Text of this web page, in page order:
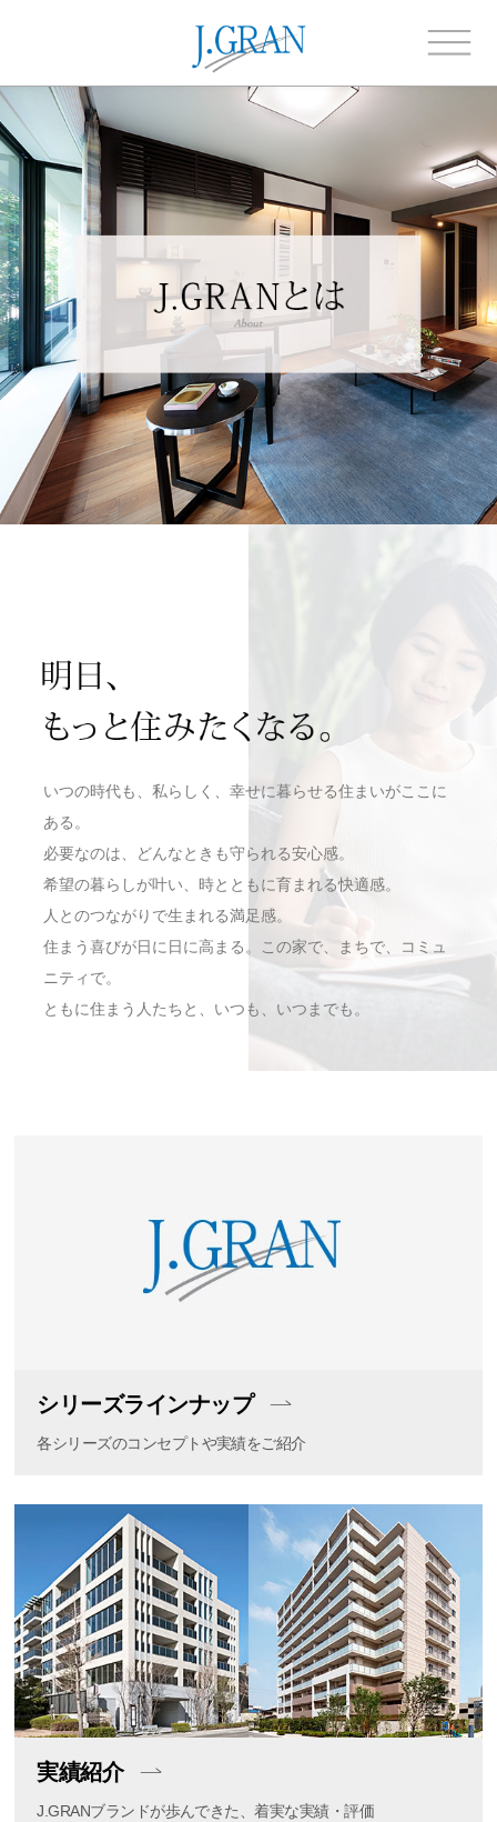
いつの時代も、私らしく、幸せに暮らせる住まいがここに
ある。
必要なのは、どんなときも守られる安心感。
希望の暮らしが叶い、時とともに育まれる快適感。
人とのつながりで生まれる満足感。
住まう喜びが日に日に高まる。この家で、まちで、コミュ
ニティで。
ともに住まう人たちと、いつも、いつまでも。
シリーズラインナップ
各シリーズのコンセプトや実績をご紹介
実績紹介
J.GRANブランドが歩んできた、着実な実績・評価